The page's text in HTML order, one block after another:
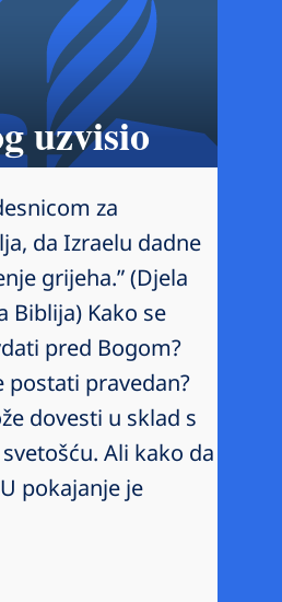
uzvisio
za
da Izraelu dadne
grijeha.” (Djela
Biblija) Kako se
pred Bogom?
postati pravedan?
dovesti u sklad s
Ali kako da
pokajanje je